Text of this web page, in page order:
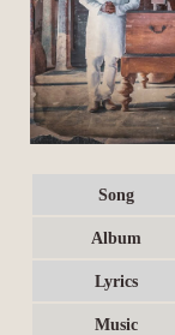
Song
Album
Lyrics
Music